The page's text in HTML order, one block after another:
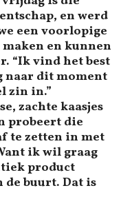
en werd
een voorlopige
en kunnen
“Ik vind het best
naar dit moment
zin in.”
zachte kaasjes
probeert die
te zetten in met
ik wil graag
product
buurt. Dat is